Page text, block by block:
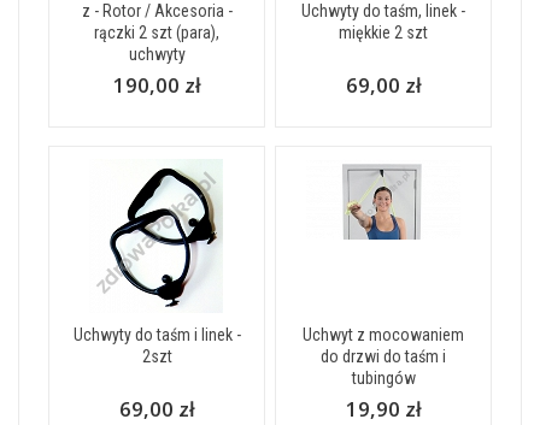
z - Rotor / Akcesoria -
rączki 2 szt (para),
uchwyty
190,00 zł
Uchwyty do taśm, linek -
miękkie 2 szt
69,00 zł
Uchwyty do taśm i linek -
2szt
69,00 zł
Uchwyt z mocowaniem
do drzwi do taśm i
tubingów
19,90 zł